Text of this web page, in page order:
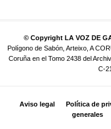
© Copyright LA VOZ DE
Polígono de Sabón, Arteixo, A
Coruña en el Tomo 2438 del
C-
Aviso legal Política de
generales